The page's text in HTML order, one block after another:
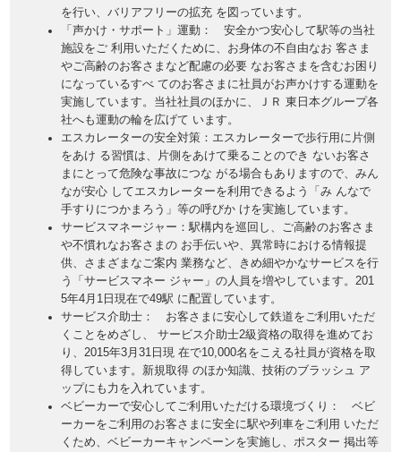
を行い、バリアフリーの拡充 を図っています。
「声かけ・サポート」運動： 安全かつ安心して駅等の当社
施設をご 利用いただくために、お身体の不自由なお 客さま
やご高齢のお客さまなど配慮の必要 なお客さまを含むお困り
になっているすべ てのお客さまに社員がお声かけする運動を
実施しています。当社社員のほかに、ＪＲ 東日本グループ各
社へも運動の輪を広げて います。
エスカレーターの安全対策：エスカレーターで歩行用に片側
をあけ る習慣は、片側をあけて乗ることのでき ないお客さ
まにとって危険な事故につな がる場合もありますので、みん
なが安心 してエスカレーターを利用できるよう「み んなで
手すりにつかまろう」等の呼びか けを実施しています。
サービスマネージャー：駅構内を巡回し、ご高齢のお客さま
や不慣れなお客さまの お手伝いや、異常時における情報提
供、さまざまなご案内 業務など、きめ細やかなサービスを行
う「サービスマネー ジャー」の人員を増やしています。201
5年4月1日現在で49駅 に配置しています。
サービス介助士： お客さまに安心して鉄道をご利用いただ
くことをめざし、 サービス介助士2級資格の取得を進めてお
り、2015年3月31日現 在で10,000名をこえる社員が資格を取
得しています。新規取得 のほか知識、技術のブラッシュ ア
ップにも力を入れています。
ベビーカーで安心してご利用いただける環境づくり： ベビ
ーカーをご利用のお客さまに安全に駅や列車をご利用 いただ
くため、ベビーカーキャンペーンを実施し、ポスター 掲出等